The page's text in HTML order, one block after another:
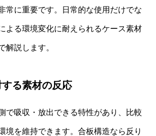
常に重要です。日常的な使用だけでな
よる環境変化に耐えられるケース素材
解説します。
る素材の反応
で吸収・放出できる特性があり、比較
境を維持できます。合板構造なら反り